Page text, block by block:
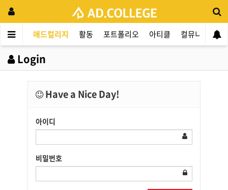
애드컬리지 활동 포트폴리오 아티클 컬뮤니티
Login
Have a Nice Day!
아이디
비밀번호